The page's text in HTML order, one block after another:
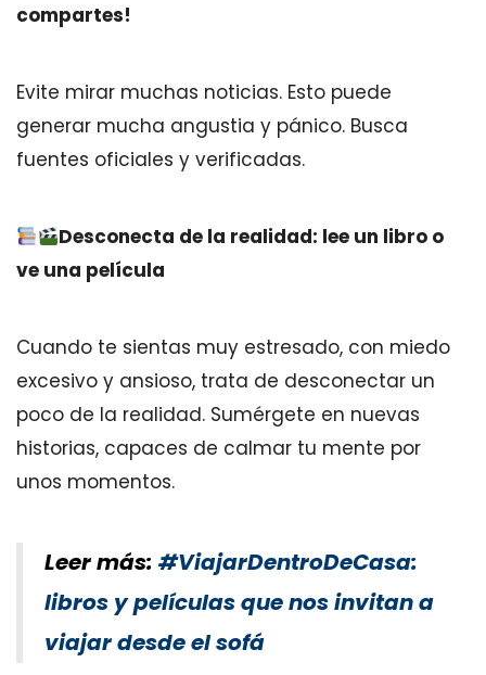
compartes!
Evite mirar muchas noticias. Esto puede
generar mucha angustia y pánico. Busca
fuentes oficiales y verificadas.
Desconecta de la realidad: lee un libro o
ve una película
Cuando te sientas muy estresado, con miedo
excesivo y ansioso, trata de desconectar un
poco de la realidad. Sumérgete en nuevas
historias, capaces de calmar tu mente por
unos momentos.
Leer más: #ViajarDentroDeCasa:
libros y películas que nos invitan a
viajar desde el sofá